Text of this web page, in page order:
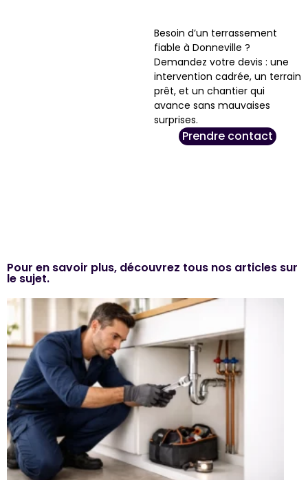
Besoin d’un terrassement
fiable à Donneville ?
Demandez votre devis : une
intervention cadrée, un terrain
prêt, et un chantier qui
avance sans mauvaises
surprises.
Prendre contact
Pour en savoir plus, découvrez tous nos articles sur
le sujet.